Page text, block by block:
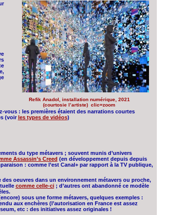
Refik Anadol, installation numérique, 2021
(courtosie l’artiste) clic=zoom
vous : les premières étaient des narrations courtes
(voir les types de vidéos)
du type métavers ; souvent munis d’univers
Assassin’s Creed (en développement depuis depuis
: comme l’est Canal+ par rapport à la TV publique,
oeuvres dans un environnement métavers ou proche,
comme celle-ci; d’autres ont abandonné ce modèle
sous une forme métavers, quelques exemples :
aux enchères (l’autorisation en France est assez
etc : des initiatives assez originales !